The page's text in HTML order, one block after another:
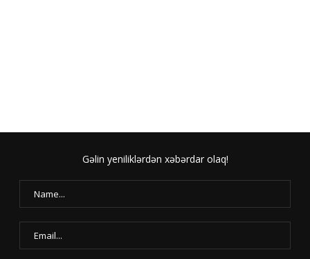
Gəlin yeniliklərdən xəbərdar olaq!